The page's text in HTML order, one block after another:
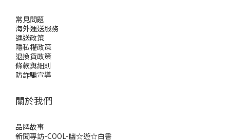
常見問題
海外運送服務
運送政策
隱私權政策
退換貨政策
條款與細則
防詐騙宣導
關於我們
品牌故事
新聞專訪-COOL-幽☆遊☆白書